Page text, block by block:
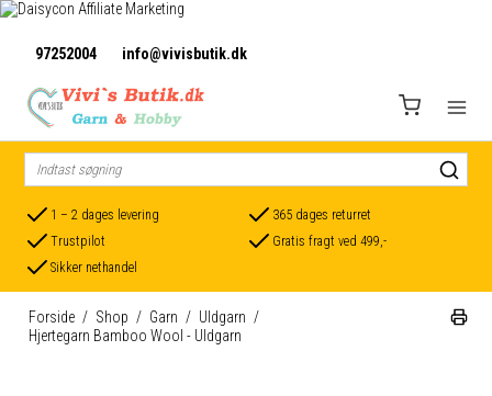
97252004 info@vivisbutik.dk
1 – 2 dages levering
365 dages returret
Trustpilot
Gratis fragt ved 499,-
Sikker nethandel
Forside / Shop / Garn / Uldgarn /
Hjertegarn Bamboo Wool - Uldgarn